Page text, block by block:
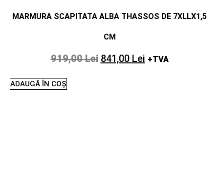
MARMURA SCAPITATA ALBA THASSOS DE 7XLLX1,5
CM
919,00Lei 841,00 Lei +TVA
ADAUGĂ ÎN COȘ